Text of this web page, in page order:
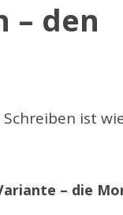
– den
ist
– die